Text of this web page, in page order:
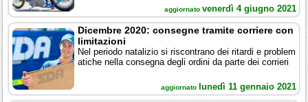
aggiornato venerdì 4 giugno 2021
Dicembre 2020: consegne tramite corriere con
limitazioni
Nel periodo natalizio si riscontrano dei ritardi e problem
atiche nella consegna degli ordini da parte dei corrieri
aggiornato lunedì 11 gennaio 2021